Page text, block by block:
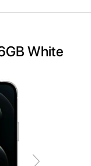
White